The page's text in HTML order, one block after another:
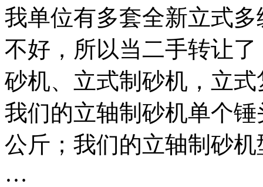
我单位有多套全新立式
不好，所以当二手转让
砂机、立式制砂机，立
我们的立轴制砂机单个
公斤；我们的立轴制砂
…